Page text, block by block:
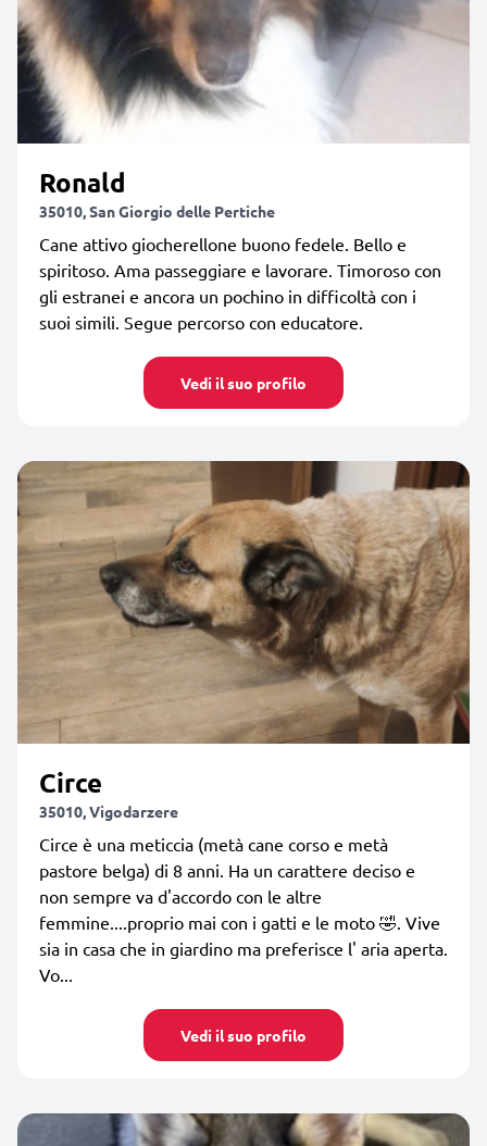
Ronald
35010, San Giorgio delle Pertiche
Cane attivo giocherellone buono fedele. Bello e
spiritoso. Ama passeggiare e lavorare. Timoroso con
gli estranei e ancora un pochino in difficoltà con i
suoi simili. Segue percorso con educatore.
Vedi il suo profilo
Circe
35010, Vigodarzere
Circe è una meticcia (metà cane corso e metà
pastore belga) di 8 anni. Ha un carattere deciso e
non sempre va d'accordo con le altre
femmine....proprio mai con i gatti e le moto 🤣. Vive
sia in casa che in giardino ma preferisce l' aria aperta.
Vo...
Vedi il suo profilo